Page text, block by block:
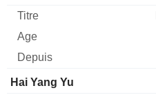
Hai Yang Yu